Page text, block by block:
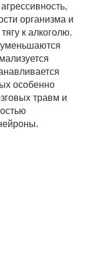
организма и
к алкоголю.
уменьшаются
особенно
травм и